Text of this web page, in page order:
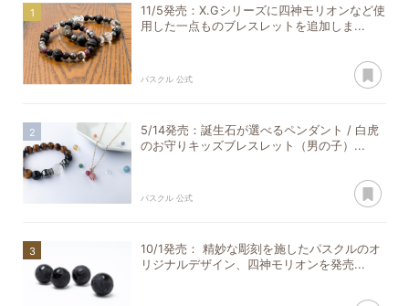
11/5発売：X.Gシリーズに四神モリオンなど使
用した一点ものブレスレットを追加しま...
パスクル 公式
5/14発売：誕生石が選べるペンダント / 白虎
のお守りキッズブレスレット（男の子）...
パスクル 公式
10/1発売： 精妙な彫刻を施したパスクルのオ
リジナルデザイン、四神モリオンを発売...